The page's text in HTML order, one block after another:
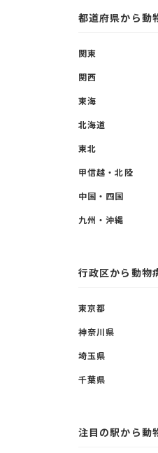
都道府県から動
関東
関西
東海
北海道
東北
甲信越・北陸
中国・四国
九州・沖縄
行政区から動物
東京都
神奈川県
埼玉県
千葉県
注目の駅から動